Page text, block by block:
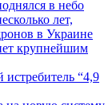
в небо
лет,
в Украине
крупнейшим
“4,9